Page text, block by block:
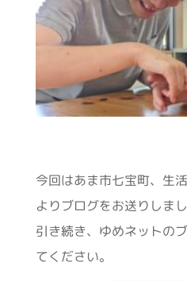
今回はあま市七宝町、生
よりブログをお送りしまし
引き続き、ゆめネットの
てください。